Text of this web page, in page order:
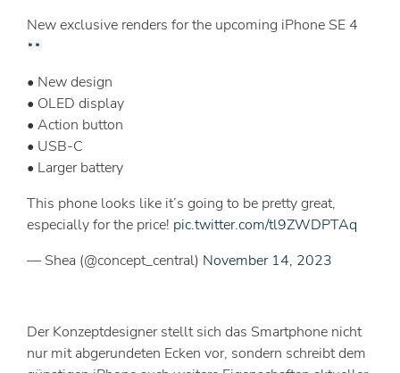
New exclusive renders for the upcoming iPhone SE 4
• New design
• OLED display
• Action button
• USB-C
• Larger battery
This phone looks like it’s going to be pretty great,
especially for the price! pic.twitter.com/tl9ZWDPTAq
— Shea (@concept_central) November 14, 2023
Der Konzeptdesigner stellt sich das Smartphone nicht
nur mit abgerundeten Ecken vor, sondern schreibt dem